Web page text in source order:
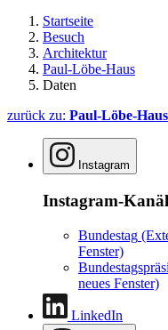
Startseite
Besuch
Architektur
Paul-Löbe-Haus
Daten
zurück zu: Paul-Löbe-Haus
Instagram
Instagram-
Bundestag
Fenster)
neues Fenster)
LinkedIn